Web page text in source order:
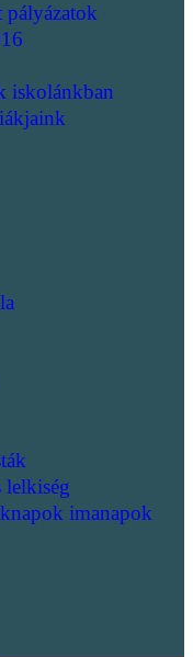
iskolánkban
lelkiség
imanapok